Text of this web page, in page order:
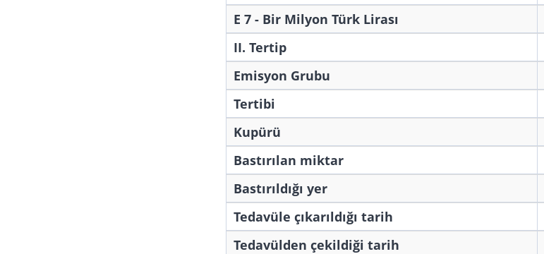
E 7 - Bir Milyon Türk Lirası
II. Tertip
Emisyon Grubu
Tertibi
Kupürü
Bastırılan miktar
Bastırıldığı yer
Tedavüle çıkarıldığı tarih
Tedavülden çekildiği tarih